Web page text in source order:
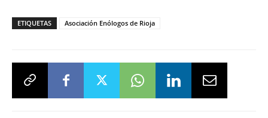
ETIQUETAS Asociación Enólogos de Rioja